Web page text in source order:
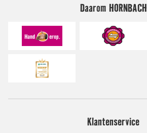
Daarom HORNBACH
Klantenservice